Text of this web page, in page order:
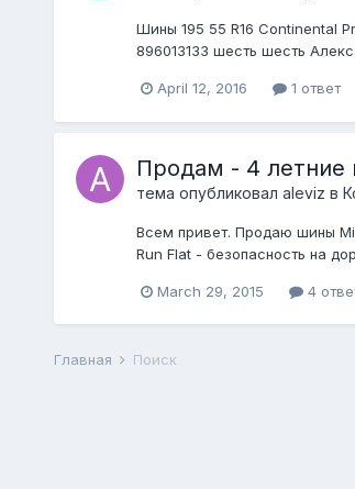
Шины 195 55 R16 Continental
896013133 шесть шесть
April 12, 2016 1 ответ
Продам - 4 летние
тема опубликовал aleviz в
Всем привет. Продаю шины
Run Flat - безопасность на
March 29, 2015 4
Главная Поиск